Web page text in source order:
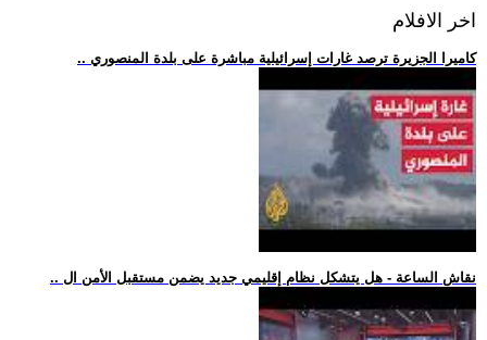
اخر الافلام
.. كاميرا الجزيرة ترصد غارات إسرائيلية مباشرة على بلدة المنصوري
.. نقاش الساعة - هل يتشكل نظام إقليمي جديد يضمن مستقبل الأمن ال